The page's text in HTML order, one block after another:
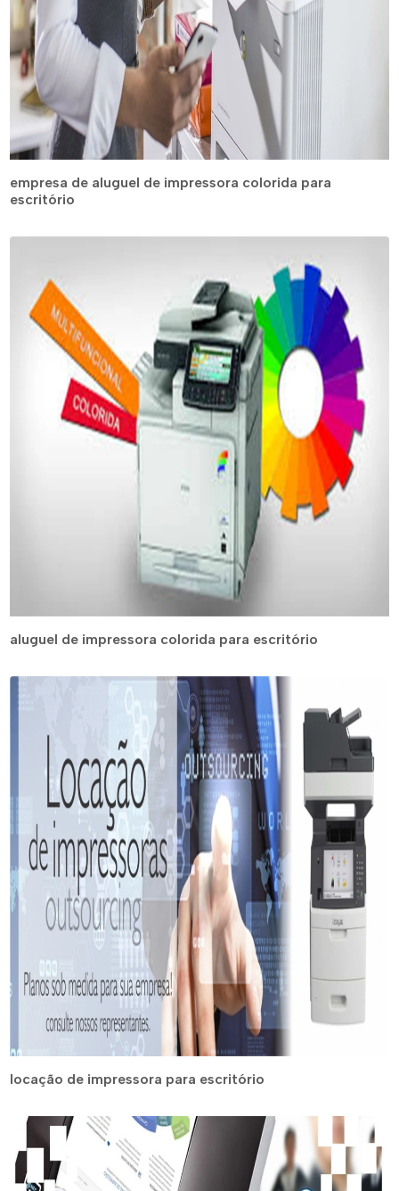
empresa de aluguel de impressora colorida para
escritório
aluguel de impressora colorida para escritório
locação de impressora para escritório